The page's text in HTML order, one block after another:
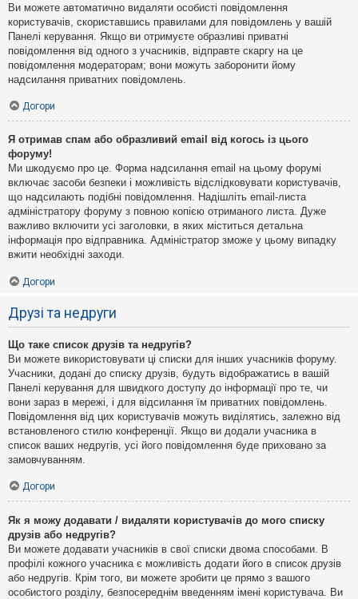
Ви можете автоматично видаляти особисті повідомлення
користувачів, скориставшись правилами для повідомлень у вашій
Панелі керування. Якщо ви отримуєте образливі приватні
повідомлення від одного з учасників, відправте скаргу на це
повідомлення модераторам; вони можуть заборонити йому
надсилання приватних повідомлень.
Догори
Я отримав спам або образливий email від когось із цього
форуму!
Ми шкодуємо про це. Форма надсилання email на цьому форумі
включає засоби безпеки і можливість відслідковувати користувачів,
що надсилають подібні повідомлення. Надішліть email-листа
адміністратору форуму з повною копією отриманого листа. Дуже
важливо включити усі заголовки, в яких міститься детальна
інформація про відправника. Адміністратор зможе у цьому випадку
вжити необхідні заходи.
Догори
Друзі та недруги
Що таке список друзів та недругів?
Ви можете використовувати ці списки для інших учасників форуму.
Учасники, додані до списку друзів, будуть відображатись в вашій
Панелі керування для швидкого доступу до інформації про те, чи
вони зараз в мережі, і для відсилання їм приватних повідомлень.
Повідомлення від цих користувачів можуть виділятись, залежно від
встановленого стилю конференції. Якщо ви додали учасника в
список ваших недругів, усі його повідомлення буде приховано за
замовчуванням.
Догори
Як я можу додавати / видаляти користувачів до мого списку
друзів або недругів?
Ви можете додавати учасників в свої списки двома способами. В
профілі кожного учасника є можливість додати його в список друзів
або недругів. Крім того, ви можете зробити це прямо з вашого
особистого розділу, безпосереднім введенням імені користувача. Ви